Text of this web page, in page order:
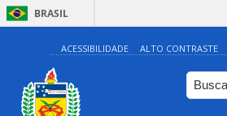
BRASIL
ACESSIBILIDADE ALTO CONTRASTE